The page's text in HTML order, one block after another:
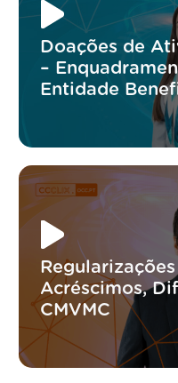
Doações de
–
Entidade
Acréscimos,
CMVMC